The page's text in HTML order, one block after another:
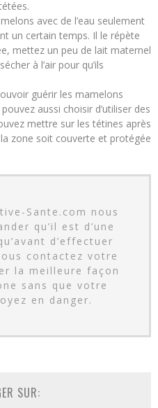
avec de l’eau seulement
un certain temps. Il le répète
mettez un peu de lait maternel
à l’air pour qu’ils
guérir les mamelons
aussi choisir d’utiliser des
mettre sur les tétines après
zone soit couverte et protégée
Sante.com nous
qu’il est d’une
d’effectuer
contactez votre
la meilleure façon
sans que votre
en danger.
SUR: